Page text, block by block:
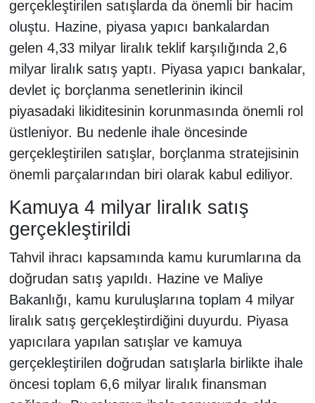
gerçekleştirilen satışlarda da önemli bir hacim
oluştu. Hazine, piyasa yapıcı bankalardan
gelen 4,33 milyar liralık teklif karşılığında 2,6
milyar liralık satış yaptı. Piyasa yapıcı bankalar,
devlet iç borçlanma senetlerinin ikincil
piyasadaki likiditesinin korunmasında önemli rol
üstleniyor. Bu nedenle ihale öncesinde
gerçekleştirilen satışlar, borçlanma stratejisinin
önemli parçalarından biri olarak kabul ediliyor.
Kamuya 4 milyar liralık satış
gerçekleştirildi
Tahvil ihracı kapsamında kamu kurumlarına da
doğrudan satış yapıldı. Hazine ve Maliye
Bakanlığı, kamu kuruluşlarına toplam 4 milyar
liralık satış gerçekleştirdiğini duyurdu. Piyasa
yapıcılara yapılan satışlar ve kamuya
gerçekleştirilen doğrudan satışlarla birlikte ihale
öncesi toplam 6,6 milyar liralık finansman